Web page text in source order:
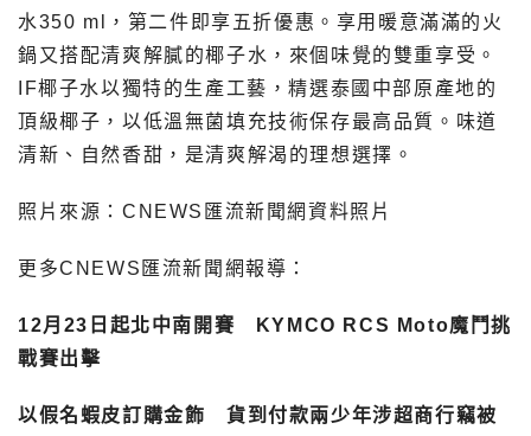
水350 ml，第二件即享五折優惠。享用暖意滿滿的火
鍋又搭配清爽解膩的椰子水，來個味覺的雙重享受。
IF椰子水以獨特的生產工藝，精選泰國中部原產地的
頂級椰子，以低溫無菌填充技術保存最高品質。味道
清新、自然香甜，是清爽解渴的理想選擇。
照片來源：CNEWS匯流新聞網資料照片
更多CNEWS匯流新聞網報導：
12月23日起北中南開賽 KYMCO RCS Moto魔鬥挑
戰賽出擊
以假名蝦皮訂購金飾 貨到付款兩少年涉超商行竊被